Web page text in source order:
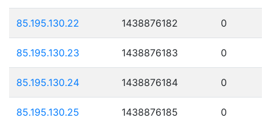
85.195.130.22 1438876182 0
85.195.130.23 1438876183 0
85.195.130.24 1438876184 0
85.195.130.25 1438876185 0